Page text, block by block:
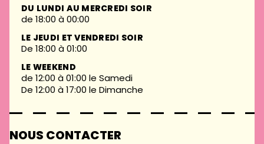
DU LUNDI AU MERCREDI SOIR
de 18:00 à 00:00
LE JEUDI ET VENDREDI SOIR
De 18:00 à 01:00
LE WEEKEND
de 12:00 à 01:00 le Samedi
De 12:00 à 17:00 le Dimanche
NOUS CONTACTER